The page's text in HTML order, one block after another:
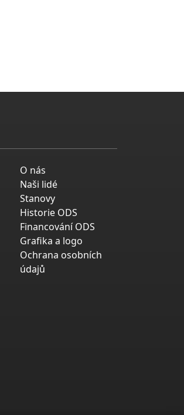
O nás
Naši lidé
Stanovy
Historie ODS
Financování ODS
Grafika a logo
Ochrana osobních
údajů